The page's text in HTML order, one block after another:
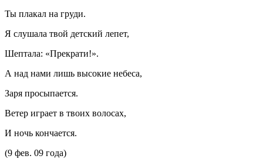
Ты плакал на груди.
Я слушала твой детский лепет,
Шептала: «Прекрати!».
А над нами лишь высокие небеса,
Заря просыпается.
Ветер играет в твоих волосах,
И ночь кончается.
(9 фев. 09 года)